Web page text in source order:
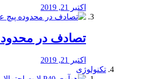
اکتبر 21, 2019
تصادف در
اکتبر 21, 2019
تکنولوژی